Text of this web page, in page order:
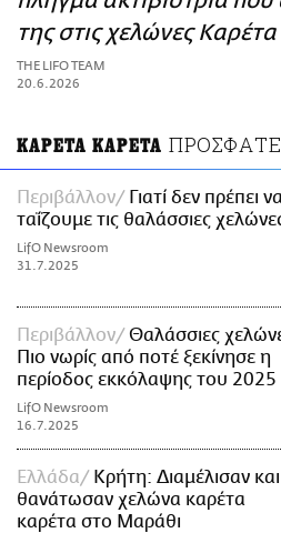
ΑΜΠΑ
PRINT
της στις χελώνες
THE LIFO TEAM
20.6.2026
ΚΑΡΕΤΑ ΚΑΡΕΤΑ
Περιβάλλον
Γιατί δεν πρέπει
ταΐζουμε τις θαλάσσιες
LifO Newsroom
31.7.2025
Περιβάλλον
Θαλάσσιες
Πιο νωρίς από ποτέ ξεκίνησε η
περίοδος εκκόλαψης του 2025
LifO Newsroom
16.7.2025
Ελλάδα
Κρήτη: Διαμέλισαν και
θανάτωσαν χελώνα καρέτα
καρέτα στο Μαράθι